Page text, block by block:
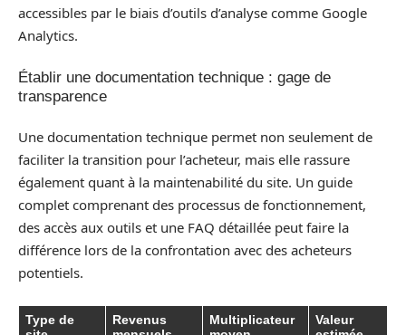
accessibles par le biais d’outils d’analyse comme Google
Analytics.
Établir une documentation technique : gage de
transparence
Une documentation technique permet non seulement de
faciliter la transition pour l’acheteur, mais elle rassure
également quant à la maintenabilité du site. Un guide
complet comprenant des processus de fonctionnement,
des accès aux outils et une FAQ détaillée peut faire la
différence lors de la confrontation avec des acheteurs
potentiels.
Type de
Revenus
Multiplicateur
Valeur